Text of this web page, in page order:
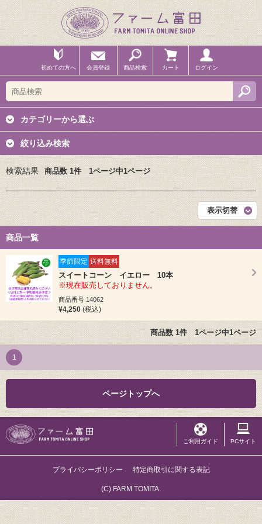
初めての方へ 会員登録 商品検索 カート ログイン
カテゴリーから選ぶ
絞り込み検索
検索結果 商品数 1件 1ページ中1ページ
表示切替
商品一覧
季節限定 送料無料
スイートコーン イエロー 10本
※現在販売しておりません。
商品番号 14062
¥4,250 (税込)
商品数 1件 1ページ中1ページ
1
ページトップへ
ご利用ガイド PCサイト
プライバシーポリシー 特定商取引に関する表記
(C) FARM TOMITA.